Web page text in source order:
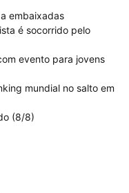
embaixadas
é socorrido pelo
evento para jovens
mundial no salto em
(8/8)